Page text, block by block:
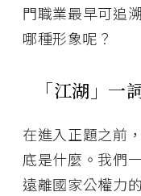
門職業最早可追
哪種形象呢？
「江湖」一
在進入正題之前
底是什麼。我們
遠離國家公權力